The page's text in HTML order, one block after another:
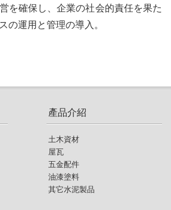
を確保し、企業の社会的責任を果た
の運用と管理の導入。
產品介紹
土木資材
屋瓦
五金配件
油漆塗料
其它水泥製品